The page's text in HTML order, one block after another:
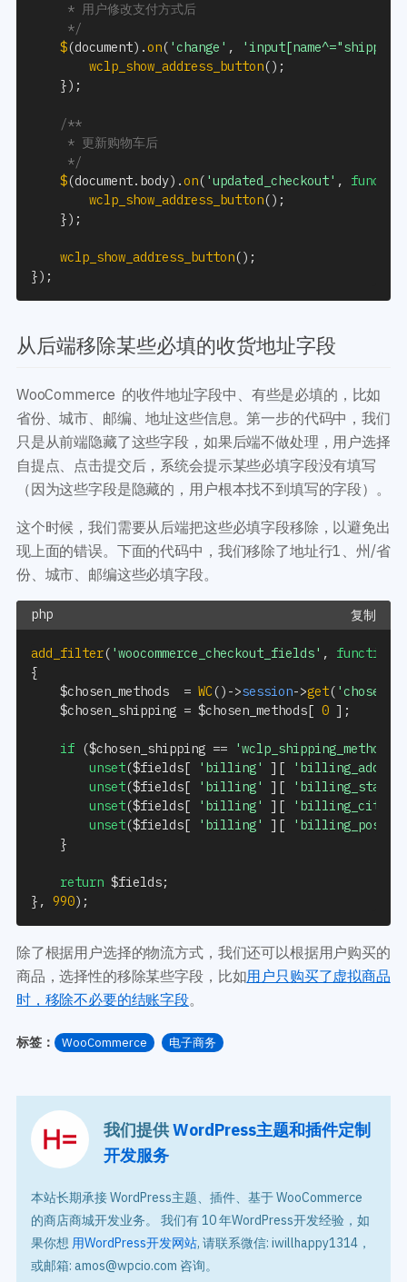
     * 用户修改支付方式后
     */
$(document) .on( 'change' ,
wclp_show_address_button() ;
}) ;
/**
     * 更新购物车后
     */
$(document. body) .on( 'updated_checkout' ,
wclp_show_address_button() ;
}) ;
wclp_show_address_button() ;
}) ;
从后端移除某些必填的收货地址字段
WooCommerce 的收件地址字段中、有些是必填的，比如
省份、城市、邮编、地址这些信息。第一步的代码中，我们
只是从前端隐藏了这些字段，如果后端不做处理，用户选择
自提点、点击提交后，系统会提示某些必填字段没有填写
（因为这些字段是隐藏的，用户根本找不到填写的字段）。
这个时候，我们需要从后端把这些必填字段移除，以避免出
现上面的错误。下面的代码中，我们移除了地址行1、州/省
份、城市、邮编这些必填字段。
复制
add_filter( 'woocommerce_checkout_fields' , function
{
$chosen_methods
= WC() ->session->get(
$chosen_shipping = $chosen_methods[ 0 ] ;
if ($chosen_shipping == 'wclp_shipping_method'
unset($fields[ 'billing' ] [
unset($fields[ 'billing' ] [
'billing_state'
unset($fields[ 'billing' ] [ 'billing_city'
unset($fields[ 'billing' ] [
}
return $fields;
} , 990) ;
除了根据用户选择的物流方式，我们还可以根据用户购买的
商品，选择性的移除某些字段，比如用户只购买了虚拟商品
时，移除不必要的结账字段。
标签： WooCommerce 电子商务
我们提供WordPress主题和插件定制
开发服务
本站长期承接 WordPress主题、插件、基于 WooCommerce
的商店商城开发业务。 我们有 10 年WordPress开发经验，如
果你想 用WordPress开发网站, 请联系微信: iwillhappy1314，
或邮箱: amos@wpcio.com 咨询。